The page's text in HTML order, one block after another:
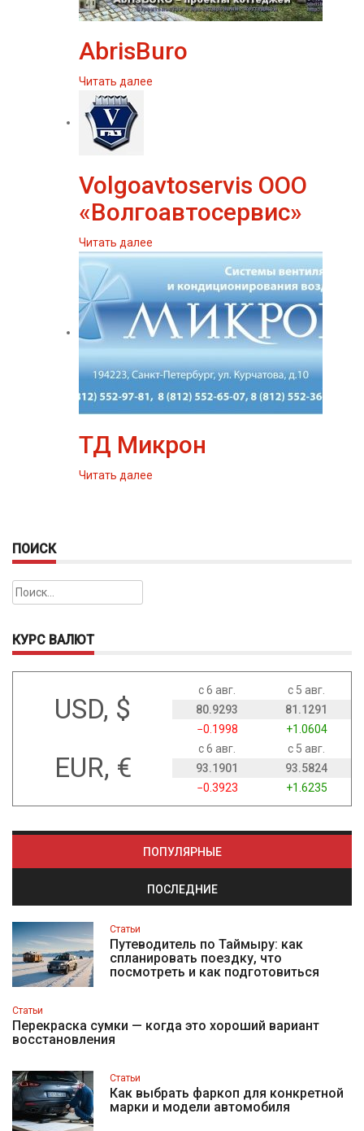
AbrisBuro
Читать далее
Volgoavtoservis ООО
«Волгоавтосервис»
Читать далее
ТД Микрон
Читать далее
ПОИСК
Найти:
КУРС ВАЛЮТ
USD, $
с 6 авг.
с 5 авг.
80.9293
81.1291
−0.1998
+1.0604
EUR, €
с 6 авг.
с 5 авг.
93.1901
93.5824
−0.3923
+1.6235
ПОПУЛЯРНЫЕ
ПОСЛЕДНИЕ
Статьи
Путеводитель по Таймыру: как
спланировать поездку, что
посмотреть и как подготовиться
Статьи
Перекраска сумки — когда это хороший вариант
восстановления
Статьи
Как выбрать фаркоп для конкретной
марки и модели автомобиля